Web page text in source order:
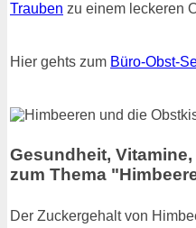
Trauben zu einem leckeren
Hier gehts zum Büro-Obst-
Gesundheit,
zum Thema
Der Zuckergehalt von